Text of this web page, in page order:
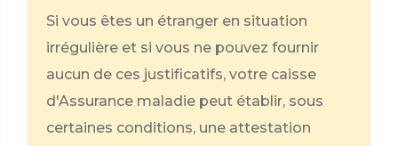
Si vous êtes un étranger en situation
irrégulière et si vous ne pouvez fournir
aucun de ces justificatifs, votre caisse
d'Assurance maladie peut établir, sous
certaines conditions, une attestation